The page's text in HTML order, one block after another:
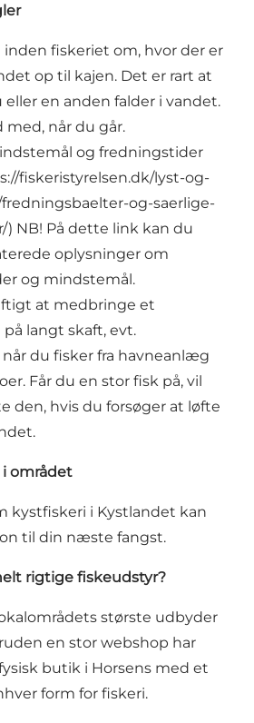
fiskeriet om, hvor der er
op til kajen. Det er rart at
eller en anden falder i vandet.
med, når du går.
og fredningstider
fiskeristyrelsen.dk/lyst-og-
og-saerlige-
) NB! På dette link kan du
oplysninger om
og mindstemål.
at medbringe et
langt skaft, evt.
du fisker fra havneanlæg
Får du en stor fisk på, vil
den, hvis du forsøger at løfte
området
kystfiskeri i Kystlandet kan
til din næste fangst.
rigtige fiskeudstyr?
største udbyder
en stor webshop har
butik i Horsens med et
form for fiskeri.